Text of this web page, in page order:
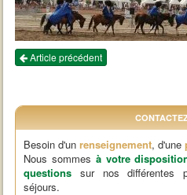
Article précédent
Besoin d'unrenseignement, d'une
Nous sommes à votre
questions sur nos différentes
séjours.